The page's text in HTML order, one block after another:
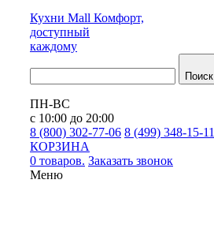
Кухни Mall Комфорт,
доступный
каждому
Поиск
ПН-ВС
с 10:00 до 20:00
8 (800) 302-77-06 8 (499) 348-15-11
КОРЗИНА
0 товаров. Заказать звонок
Меню